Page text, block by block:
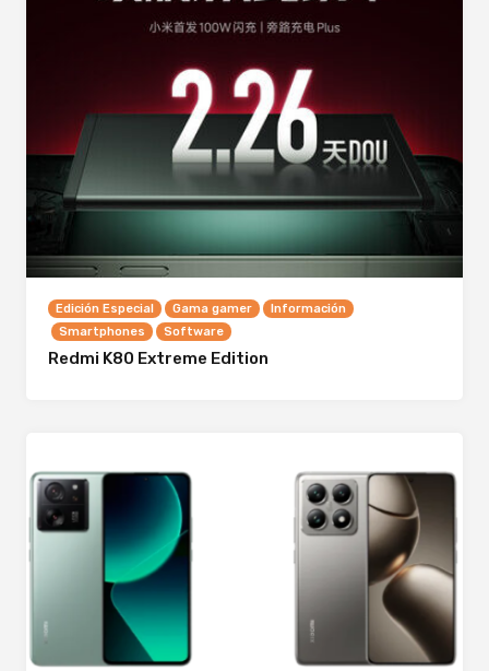
Edición Especial Gama gamer
Información
Smartphones
Software
Redmi K80 Extreme Edition